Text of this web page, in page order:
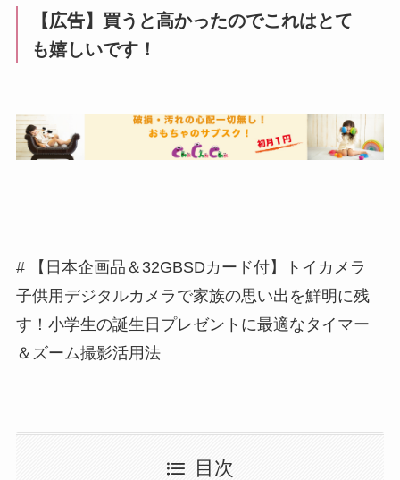
【広告】買うと高かったのでこれはとて
も嬉しいです！
# 【日本企画品＆32GBSDカード付】トイカメラ
子供用デジタルカメラで家族の思い出を鮮明に残
す！小学生の誕生日プレゼントに最適なタイマー
＆ズーム撮影活用法
目次